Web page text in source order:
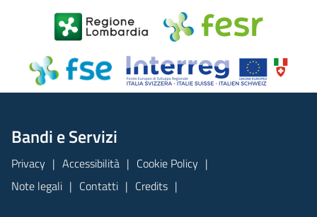
Bandi e Servizi
Privacy Accessibilità
Cookie Policy
Note legali
Contatti Credits